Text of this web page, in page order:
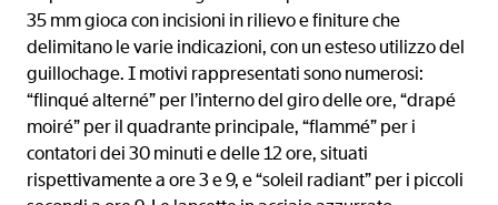
35 mm gioca con incisioni in rilievo e finiture che
delimitano le varie indicazioni, con un esteso utilizzo del
guillochage. I motivi rappresentati sono numerosi:
“flinqué alterné” per l’interno del giro delle ore, “drapé
moiré” per il quadrante principale, “flammé” per i
contatori dei 30 minuti e delle 12 ore, situati
rispettivamente a ore 3 e 9, e “soleil radiant” per i piccoli